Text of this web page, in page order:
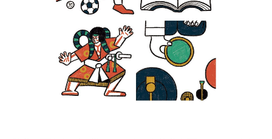
本サイトのご利用にあたって